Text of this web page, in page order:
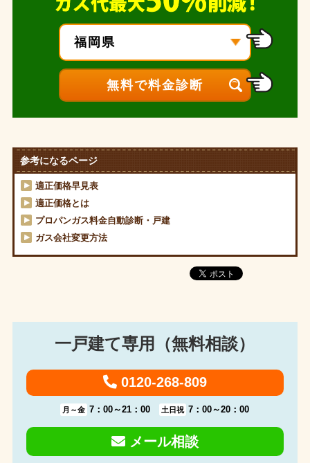
参考になるページ
適正価格早見表
適正価格とは
プロパンガス料金自動診断・戸建
ガス会社変更方法
一戸建て専用（無料相談）
0120-268-809
月～金 7：00～21：00 土日祝 7：00～20：00
メール相談